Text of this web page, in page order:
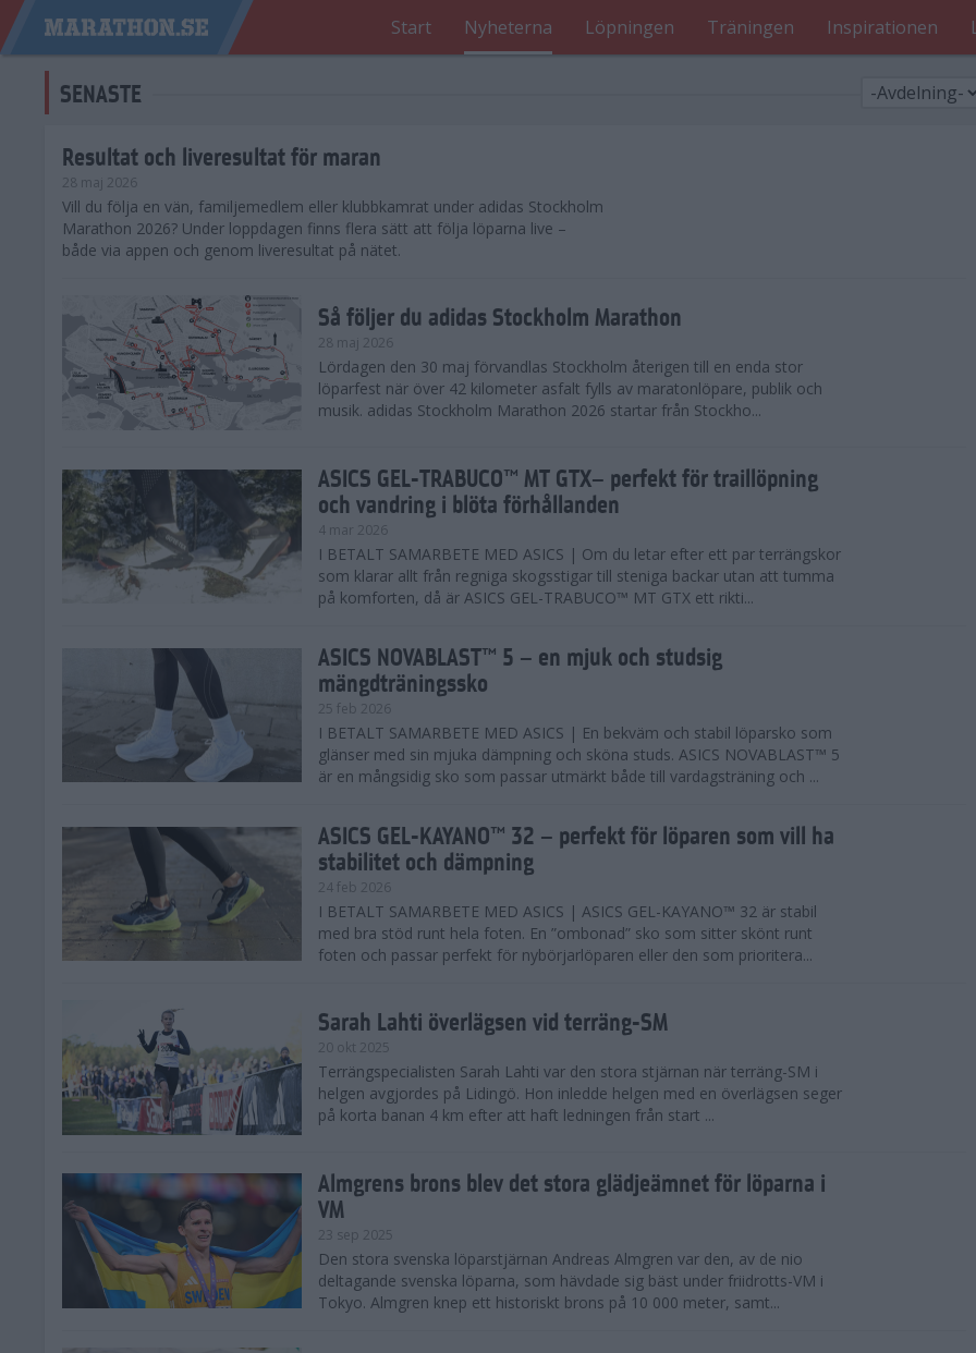
Start Nyheterna Löpningen Träningen Inspirationen
SENASTE
Resultat och liveresultat för maran
28 maj 2026
​Vill du följa en vän, familjemedlem eller klubbkamrat under adidas Stockholm
Marathon 2026? Under loppdagen finns flera sätt att följa löparna live –
både via appen och genom liveresultat på nätet.
Så följer du adidas Stockholm Marathon
28 maj 2026
Lördagen den 30 maj förvandlas Stockholm återigen till en enda stor
löparfest när över 42 kilometer asfalt fylls av maratonlöpare, publik och
musik. adidas Stockholm Marathon 2026 startar från Stockho...
ASICS GEL-TRABUCO™ MT GTX– perfekt för traillöpning
och vandring i blöta förhållanden
4 mar 2026
I BETALT SAMARBETE MED ASICS | Om du letar efter ett par terrängskor
som klarar allt från regniga skogsstigar till steniga backar utan att tumma
på komforten, då är ASICS GEL-TRABUCO™ MT GTX ett rikti...
ASICS NOVABLAST™ 5 – en mjuk och studsig
mängdträningssko
25 feb 2026
I BETALT SAMARBETE MED ASICS | En bekväm och stabil löparsko som
glänser med sin mjuka dämpning och sköna studs. ASICS NOVABLAST™ 5
är en mångsidig sko som passar utmärkt både till vardagsträning och ...
ASICS GEL-KAYANO™ 32 – perfekt för löparen som vill ha
stabilitet och dämpning
24 feb 2026
I BETALT SAMARBETE MED ASICS | ASICS GEL-KAYANO™ 32 är stabil
med bra stöd runt hela foten. En ”ombonad” sko som sitter skönt runt
foten och passar perfekt för nybörjarlöparen eller den som prioritera...
Sarah Lahti överlägsen vid terräng-SM
20 okt 2025
Terrängspecialisten Sarah Lahti var den stora stjärnan när terräng-SM i
helgen avgjordes på Lidingö. Hon inledde helgen med en överlägsen seger
på korta banan 4 km efter att haft ledningen från start ...
Almgrens brons blev det stora glädjeämnet för löparna i
VM
23 sep 2025
Den stora svenska löparstjärnan Andreas Almgren var den, av de nio
deltagande svenska löparna, som hävdade sig bäst under friidrotts-VM i
Tokyo. Almgren knep ett historiskt brons på 10 000 meter, samt...